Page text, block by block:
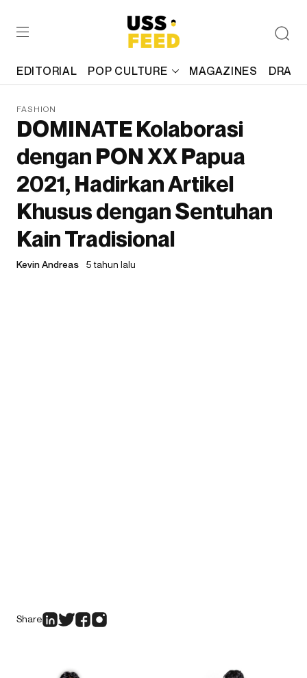
EDITORIAL POP CULTURE MAGAZINES
FASHION
DOMINATE Kolaborasi
dengan PON XX Papua
2021, Hadirkan Artikel
Khusus dengan Sentuhan
Kain Tradisional
Kevin Andreas 5 tahun lalu
Share